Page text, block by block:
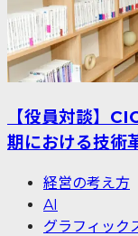
【役員対談】
期における技術
経営の考え方
AI
グラフィック